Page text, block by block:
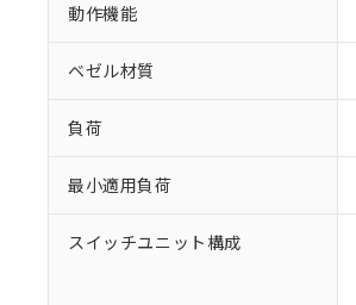
動作機能
ベゼル材質
負荷
最小適用負荷
スイッチユニット構成